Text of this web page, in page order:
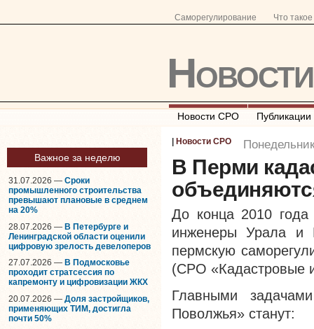
Саморегулирование Что
Новости СРО Публикации
Важное за неделю
31.07.2026 — Сроки
промышленного строительства
превышают плановые в среднем
на 20%
28.07.2026 — В Петербурге и
Ленинградской области оценили
цифровую зрелость девелоперов
27.07.2026 — В Подмосковье
проходит стратсессия по
капремонту и цифровизации ЖКХ
20.07.2026 — Доля застройщиков,
применяющих ТИМ, достигла
почти 50%
Новости СРО
В Перми
До конца 2010 года
инженеры Урала и
пермскую
(СРО «Кадастровые
Главными
Поволжья» станут: